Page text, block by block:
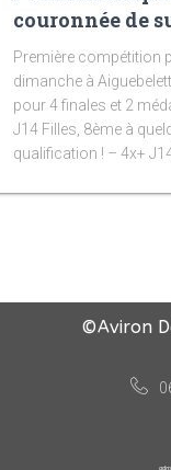
couronnée de
Première compétition
dimanche à
pour 4 finales et 2
J14 Filles, 8ème à
qualification ! – 4x+
©Aviron